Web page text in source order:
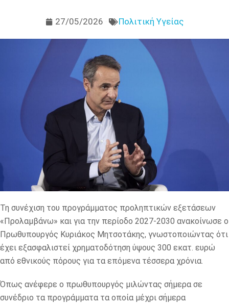
27/05/2026 Πολιτική Υγείας
Τη συνέχιση του προγράμματος προληπτικών εξετάσεων
«Προλαμβάνω» και για την περίοδο 2027-2030 ανακοίνωσε ο
Πρωθυπουργός Κυριάκος Μητσοτάκης, γνωστοποιώντας ότι
έχει εξασφαλιστεί χρηματοδότηση ύψους 300 εκατ. ευρώ
από εθνικούς πόρους για τα επόμενα τέσσερα χρόνια.
Όπως ανέφερε ο πρωθυπουργός μιλώντας σήμερα σε
συνέδριο τα προγράμματα τα οποία μέχρι σήμερα